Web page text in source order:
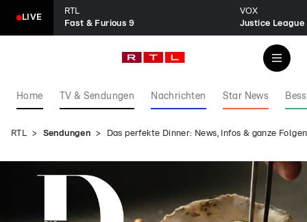
LIVE
RTL
Fast & Furious 9
VOX
Justice League
Home TV & Sendungen Nachrichten Star News
RTL Sendungen Das perfekte Dinner: News, Infos & ganze